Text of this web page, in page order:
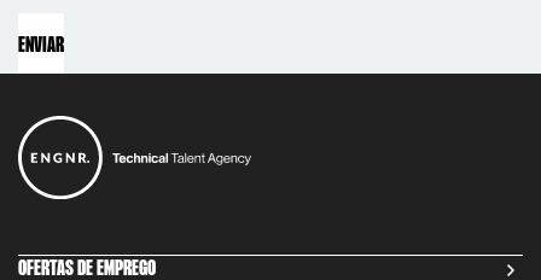
OFERTAS DE EMPREGO